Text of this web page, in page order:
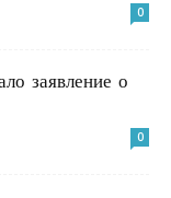
0
заявление о
0